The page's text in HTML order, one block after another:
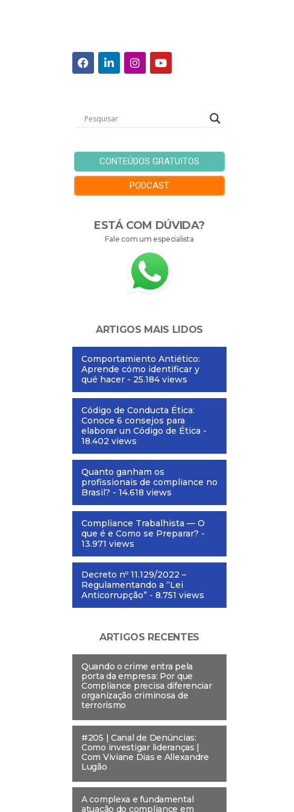
CONTEÚDOS GRATUITOS
PODCAST
ESTÁ COM DÚVIDA?
Fale com um especialista
ARTIGOS MAIS LIDOS
Comportamiento Antiético:
Aprende cómo identificar y
qué hacer - 25.184 views
Código de Conducta Ética:
Conoce 6 consejos para
elaborar un Código de Ética -
18.402 views
Quanto ganham os
profissionais de compliance no
Brasil? - 14.618 views
Compliance Trabalhista — O
que é e Como se Preparar? -
13.971 views
Decreto nº 11.129/2022 –
Regulamentando a “Lei
Anticorrupção” - 8.751 views
ARTIGOS RECENTES
Quando o crime entra pela
porta da empresa: Por que
Compliance precisa diferenciar
organização criminosa de
terrorismo
#205 | Canal de Denúncias:
Como investigar lideranças |
Com Viviane Dias e Allexandre
Lugão
A complexa e fundamental
atuação do compliance em